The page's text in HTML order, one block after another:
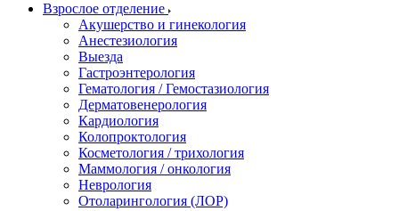
Взрослое отделение
Акушерство и гинекология
Анестезиология
Выезда
Гастроэнтерология
Гематология / Гемостазиология
Дерматовенерология
Кардиология
Колопроктология
Косметология / трихология
Маммология / онкология
Неврология
Отоларингология (ЛОР)